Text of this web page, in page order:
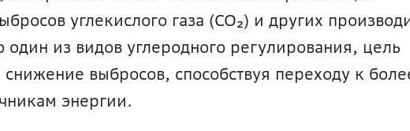
углекислого газа (CO₂) и других
один из видов углеродного регулирования, цель
выбросов, способствуя переходу к
энергии.